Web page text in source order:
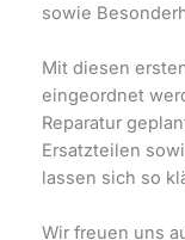
sowie
Mit diesen
eingeordnet
Reparatur
Ersatzteilen
lassen sich so
Wir freuen uns